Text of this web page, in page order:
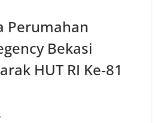
Perumahan
Bekasi
HUT RI Ke-81